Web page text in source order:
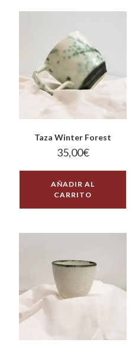
Taza Winter Forest
35,00€
AÑADIR AL
CARRITO